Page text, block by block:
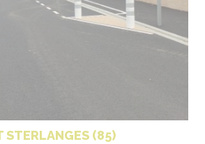
STERLANGES (85)